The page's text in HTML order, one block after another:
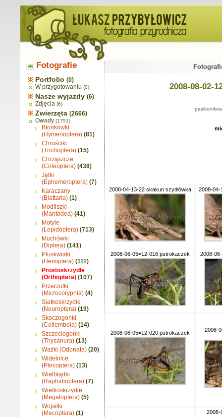
Fotografie
Portfolio (0)
W przygotowaniu (0)
Nasze wyjazdy (6)
Zdjęcia (6)
Zwierzęta (2666)
Owady (1751)
Błonkówki
(Hymenoptera) (81)
Chruściki
(Trichoptera) (15)
Chrząszcze
(Coleoptera) (438)
Jętki
(Ephemeroptera) (7)
Karaczany
(Blattaria) (1)
Modliszki
(Mantodea) (41)
Motyle
(Lepidoptera) (713)
Muchówki
(Diptera) (141)
Pluskwiaki
(Hemiptera) (111)
Prostoskrzydłe
(Orthoptera) (107)
Przerzutki
(Microcoryphia) (4)
Siatkoskrzydłe
(Neuroptera) (19)
Skoczogonki
(Collembola) (14)
Szczeciogonki
(Thysanura) (13)
Ważki (Odonata) (20)
Widelnice
(Plecoptera) (13)
Wielbłądki
(Raphidioptera) (7)
Wielkoskrzydłe
(Megaloptera) (5)
Wojsiłki
(Mecoptera) (1)
2008-08-02-
2008-04-13-22 skakun szydłówka 2008-04-
2008-06-05=12-016 pstrokaczek 2008-
2008-06-05=12-020 pstrokaczek 2008-
2008-